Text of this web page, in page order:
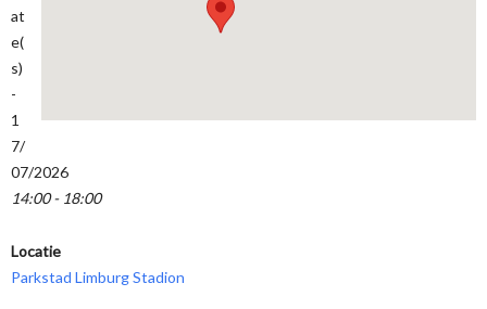
at
e(
s)
-
1
7/
07/2026
14:00 - 18:00
Locatie
Parkstad Limburg Stadion